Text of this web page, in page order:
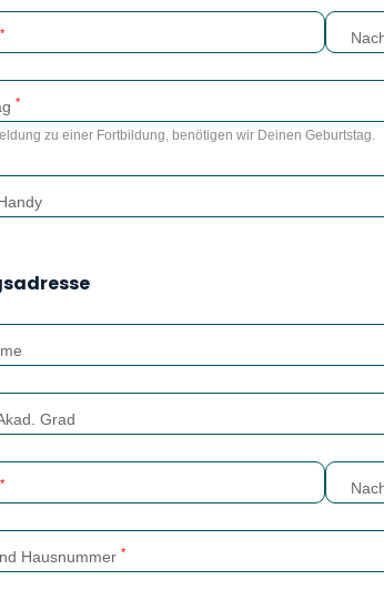
*
*
zu einer Fortbildung, benötigen wir Deinen Geburtstag.
Grad
*
Hausnummer *